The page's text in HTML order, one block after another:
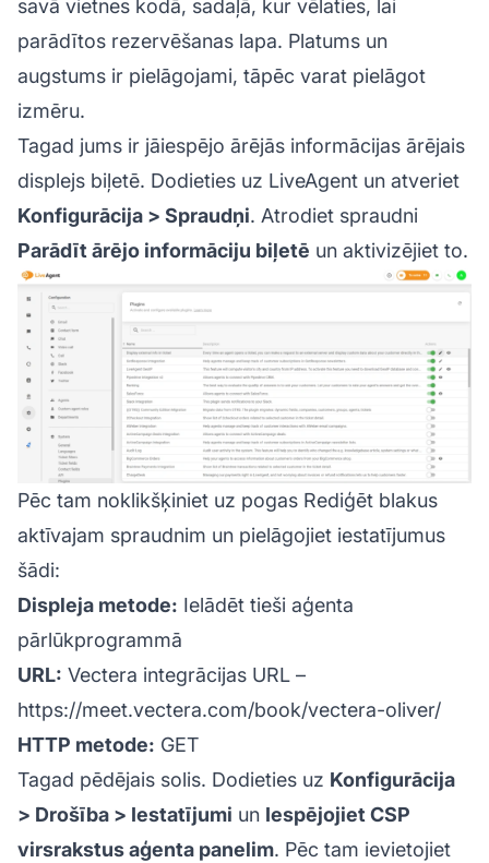
savā vietnes kodā, sadaļā, kur vēlaties, lai
parādītos rezervēšanas lapa. Platums un
augstums ir pielāgojami, tāpēc varat pielāgot
izmēru.
Tagad jums ir jāiespējo ārējās informācijas ārējais
displejs biļetē. Dodieties uz LiveAgent un atveriet
Konfigurācija > Spraudņi. Atrodiet spraudni
Parādīt ārējo informāciju biļetē un aktivizējiet to.
Pēc tam noklikšķiniet uz pogas Rediģēt blakus
aktīvajam spraudnim un pielāgojiet iestatījumus
šādi:
Displeja metode: Ielādēt tieši aģenta
pārlūkprogrammā
URL: Vectera integrācijas URL –
https://meet.vectera.com/book/vectera-oliver/
HTTP metode: GET
Tagad pēdējais solis. Dodieties uz Konfigurācija
> Drošība > Iestatījumi un Iespējojiet CSP
virsrakstus aģenta panelim. Pēc tam ievietojiet